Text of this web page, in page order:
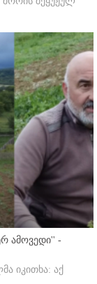
ამოვედი'' -
იკითხა: აქ